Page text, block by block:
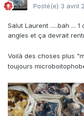
Posté(e) 3 avril
Salut Laurent .....bah ...
angles et ça devrait
Voilà des choses plus
toujours